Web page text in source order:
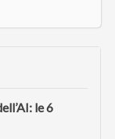
le 6